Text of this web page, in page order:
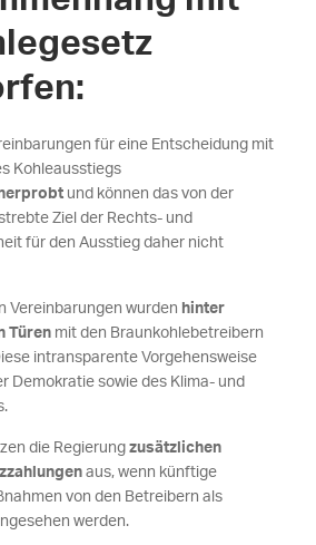
für eine Entscheidung mit
Kohleausstiegs
und können das von der
Ziel der Rechts- und
für den Ausstieg daher nicht
Vereinbarungen wurden hinter
Türen mit den Braunkohlebetreibern
intransparente Vorgehensweise
Demokratie sowie des Klima- und
die Regierung zusätzlichen
aus, wenn künftige
von den Betreibern als
werden.